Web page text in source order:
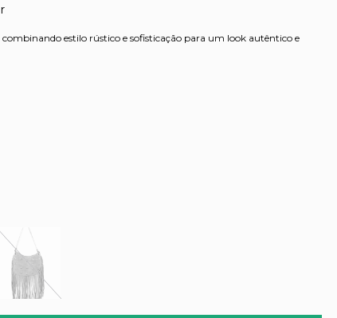
estilo rústico e sofisticação para um look autêntico e